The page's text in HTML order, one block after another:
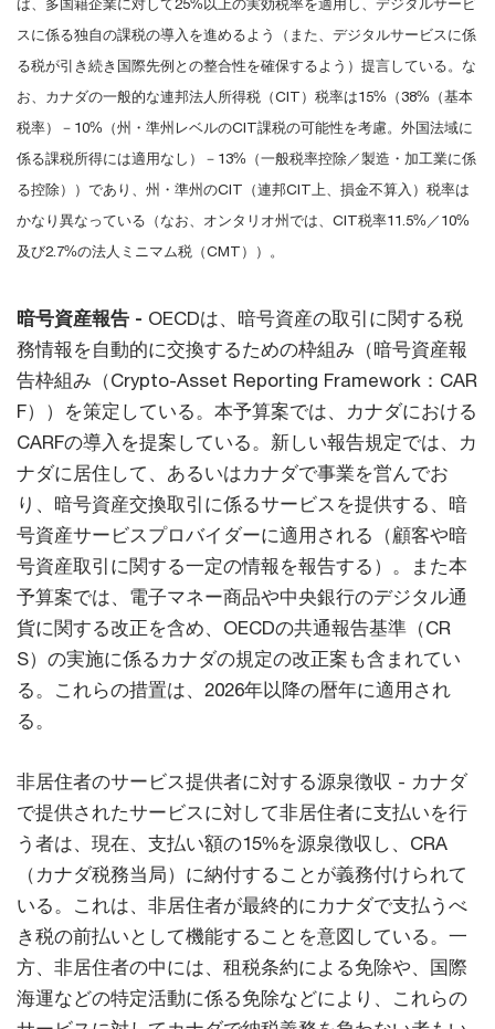
ば、多国籍企業に対して25%以上の実効税率を適用し、デジタルサービ
スに係る独自の課税の導入を進めるよう（また、デジタルサービスに係
る税が引き続き国際先例との整合性を確保するよう）提言している。な
お、カナダの一般的な連邦法人所得税（CIT）税率は15%（38%（基本
税率）－10%（州・準州レベルのCIT課税の可能性を考慮。外国法域に
係る課税所得には適用なし）－13%（一般税率控除／製造・加工業に係
る控除））であり、州・準州のCIT（連邦CIT上、損金不算入）税率は
かなり異なっている（なお、オンタリオ州では、CIT税率11.5%／10%
及び2.7%の法人ミニマム税（CMT））。
暗号資産報告 - OECDは、暗号資産の取引に関する税
務情報を自動的に交換するための枠組み（暗号資産報
告枠組み（Crypto-Asset Reporting Framework：CAR
F））を策定している。本予算案では、カナダにおける
CARFの導入を提案している。新しい報告規定では、カ
ナダに居住して、あるいはカナダで事業を営んでお
り、暗号資産交換取引に係るサービスを提供する、暗
号資産サービスプロバイダーに適用される（顧客や暗
号資産取引に関する一定の情報を報告する）。また本
予算案では、電子マネー商品や中央銀行のデジタル通
貨に関する改正を含め、OECDの共通報告基準（CR
S）の実施に係るカナダの規定の改正案も含まれてい
る。これらの措置は、2026年以降の暦年に適用され
る。
非居住者のサービス提供者に対する源泉徴収 - カナダ
で提供されたサービスに対して非居住者に支払いを行
う者は、現在、支払い額の15%を源泉徴収し、CRA
（カナダ税務当局）に納付することが義務付けられて
いる。これは、非居住者が最終的にカナダで支払うべ
き税の前払いとして機能することを意図している。一
方、非居住者の中には、租税条約による免除や、国際
海運などの特定活動に係る免除などにより、これらの